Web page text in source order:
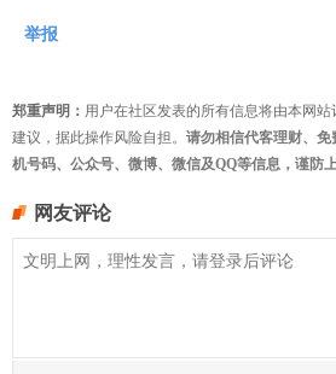
举报
郑重声明： 用户在社区发表的所有信息将由本网
建议，据此操作风险自担。 请勿相信代客理财、
机号码、公众号、微博、微信及QQ等信息，谨防
网友评论